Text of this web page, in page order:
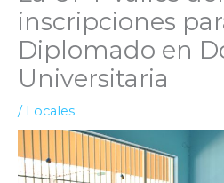
inscripciones
Diplomado en
Universitaria
/ Locales